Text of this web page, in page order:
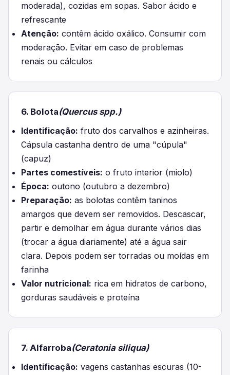
moderada), cozidas em sopas. Sabor ácido e
refrescante
Atenção: contêm ácido oxálico. Consumir com
moderação. Evitar em caso de problemas
renais ou cálculos
6. Bolota(Quercus spp.)
Identificação: fruto dos carvalhos e azinheiras.
Cápsula castanha dentro de uma "cúpula"
(capuz)
Partes comestíveis: o fruto interior (miolo)
Época: outono (outubro a dezembro)
Preparação: as bolotas contêm taninos
amargos que devem ser removidos. Descascar,
partir e demolhar em água durante vários dias
(trocar a água diariamente) até a água sair
clara. Depois podem ser torradas ou moídas em
farinha
Valor nutricional: rica em hidratos de carbono,
gorduras saudáveis e proteína
7. Alfarroba(Ceratonia siliqua)
Identificação: vagens castanhas escuras (10-